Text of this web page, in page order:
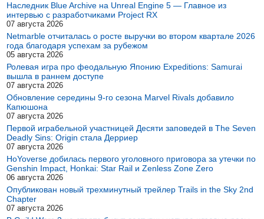
Наследник Blue Archive на Unreal Engine 5 — Главное из
интервью с разработчиками Project RX
07 августа 2026
Netmarble отчиталась о росте выручки во втором квартале 2026
года благодаря успехам за рубежом
05 августа 2026
Ролевая игра про феодальную Японию Expeditions: Samurai
вышла в раннем доступе
07 августа 2026
Обновление середины 9-го сезона Marvel Rivals добавило
Капюшона
07 августа 2026
Первой играбельной участницей Десяти заповедей в The Seven
Deadly Sins: Origin стала Дерриер
07 августа 2026
HoYoverse добилась первого уголовного приговора за утечки по
Genshin Impact, Honkai: Star Rail и Zenless Zone Zero
06 августа 2026
Опубликован новый трехминутный трейлер Trails in the Sky 2nd
Chapter
07 августа 2026